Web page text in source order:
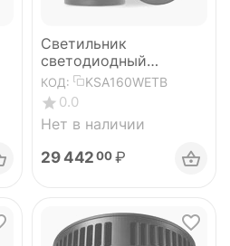
Светильник
светодиодный
аквариумный LED
A160WE Tuna Blue
КОД: KSA160WETB
0.0
Нет в наличии
29 442 00 ₽